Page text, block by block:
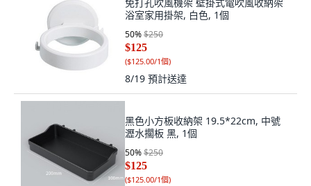
浴室家用掛架, 白色, 1個
50%$250
$125
($125.00/1個)
8/19 預計送達
黑色小方板收納架 19.5*22cm, 中號
瀝水擱板 黑, 1個
50%$250
$125
($125.00/1個)